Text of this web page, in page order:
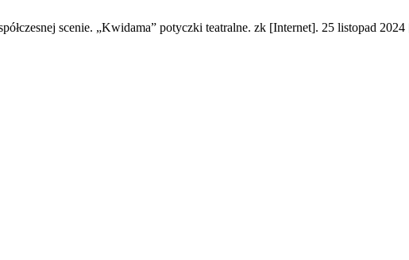
scenie. „Kwidama” potyczki teatralne. zk [Internet]. 25 listopad